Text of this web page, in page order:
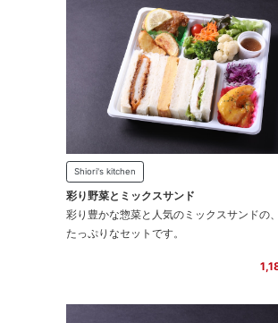
Shiori's kitchen
彩り野菜とミックスサンド
彩り豊かな惣菜と人気のミックスサンドの
たっぷりなセットです。